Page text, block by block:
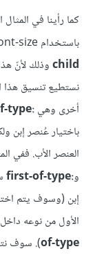
كما رأينا في
باستخدام font-size) العنصر
childوذلك لأنّ
نستطيع تنسيق هذا
أخرى وهي:first-of-type
باختيار عُنصر إبن
العنصر الأب. ففي
و:first-of-type
إبن (وسوف يتم
الأول من نوعه
of-type). سوف